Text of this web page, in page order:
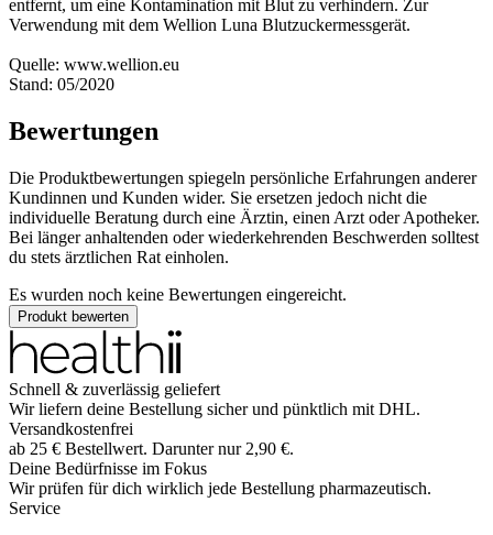
entfernt, um eine Kontamination mit Blut zu verhindern. Zur
Verwendung mit dem Wellion Luna Blutzuckermessgerät.
Quelle: www.wellion.eu
Stand: 05/2020
Bewertungen
Die Produktbewertungen spiegeln persönliche Erfahrungen anderer
Kundinnen und Kunden wider. Sie ersetzen jedoch nicht die
individuelle Beratung durch eine Ärztin, einen Arzt oder Apotheker.
Bei länger anhaltenden oder wiederkehrenden Beschwerden solltest
du stets ärztlichen Rat einholen.
Es wurden noch keine Bewertungen eingereicht.
Produkt bewerten
Schnell & zuverlässig geliefert
Wir liefern deine Bestellung sicher und pünktlich mit DHL.
Versandkostenfrei
ab 25 € Bestellwert. Darunter nur 2,90 €.
Deine Bedürfnisse im Fokus
Wir prüfen für dich wirklich jede Bestellung pharmazeutisch.
Service